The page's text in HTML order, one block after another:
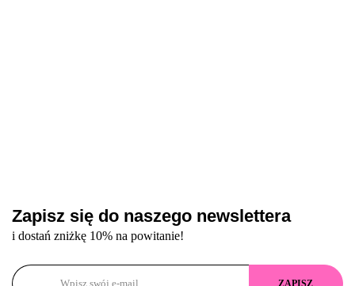
Zapisz się do naszego newslettera
i dostań zniżkę 10% na powitanie!